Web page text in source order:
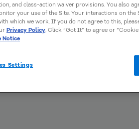
and class-action waiver provisions. You also
your use of the Site. Your interactions on
which we work. If you do not agree to this,
Privacy Policy. Click “Got It” to agree or
Notice
Settings